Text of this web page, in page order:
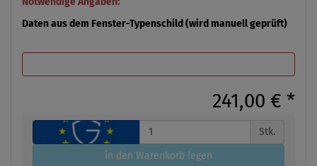
Daten aus dem Fenster-Typenschild (wird manuell geprüft)
241,00 € *
Stk.
in den Warenkorb legen